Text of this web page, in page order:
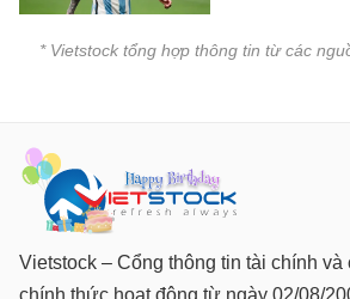
* Vietstock tổng hợp thông tin từ các
Vietstock – Cổng thông tin tài chính và
chính thức hoạt động từ ngày 02/08/
TIN
DỊCH